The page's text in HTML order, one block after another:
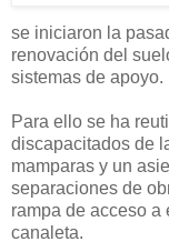
se iniciaron la
renovación del
sistemas de apoyo.
Para ello se ha
discapacitados de
mamparas y un
separaciones de
rampa de acceso a
canaleta.